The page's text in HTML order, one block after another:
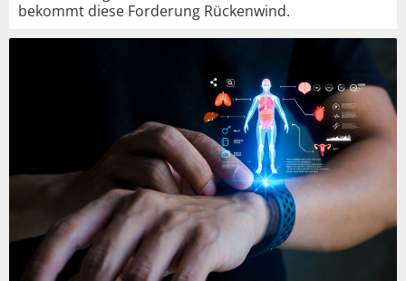
bekommt diese Forderung Rückenwind.